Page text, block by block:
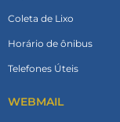
Coleta de Lixo
Horário de ônibus
Telefones Úteis
WEBMAIL